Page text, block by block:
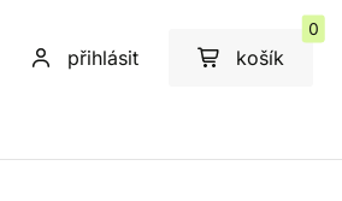
přihlásit košík
0